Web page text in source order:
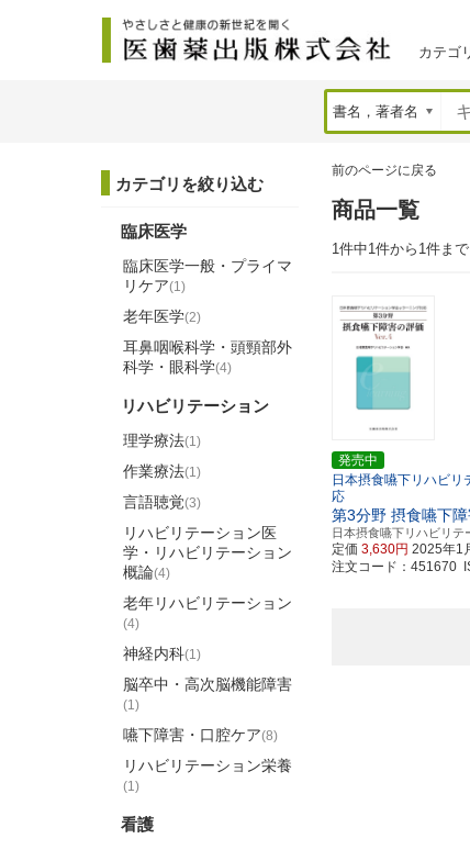
カテゴ
前のページに戻る
商品一覧
1件中1件から1件ま
発売中
日本摂食嚥下リハビ
応
第3分野 摂食嚥下
日本摂食嚥下リハビリ
定価 3,630円 2025年1
注文コード：451670
カテゴリを絞り込む
臨床医学
臨床医学一般・プライマ
リケア(1)
老年医学(2)
耳鼻咽喉科学・頭頸部外
科学・眼科学(4)
リハビリテーション
理学療法(1)
作業療法(1)
言語聴覚(3)
リハビリテーション医
学・リハビリテーション
概論(4)
老年リハビリテーション
(4)
神経内科(1)
脳卒中・高次脳機能障害
(1)
嚥下障害・口腔ケア(8)
リハビリテーション栄養
(1)
看護